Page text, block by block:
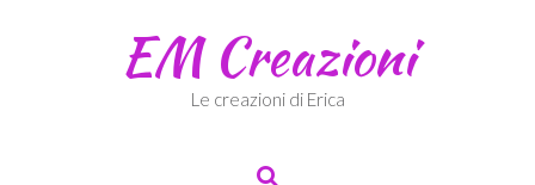
EM Creazioni
Le creazioni di Erica